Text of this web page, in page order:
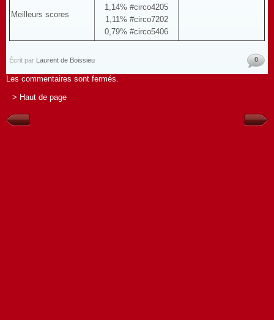
Meilleurs scores
1,14% #circo4205
1,11% #circo7202
0,79% #circo5406
Écrit par Laurent de Boissieu 0
Les commentaires sont fermés.
> Haut de page